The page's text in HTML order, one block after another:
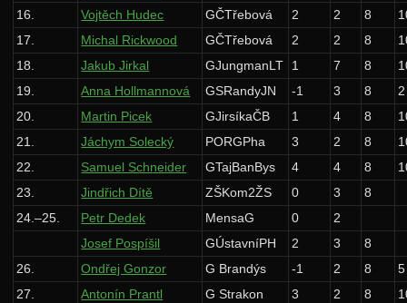
16.
Vojtěch Hudec GČTřebová 2 2 8
17.
Michal Rickwood GČTřebová 2 2 8
18.
Jakub Jirkal GJungmanLT 1 7 8
19.
Anna Hollmannová GSRandyJN -1 3 8
2
20.
Martin Picek GJirsíkaČB 1 4 8
21.
Jáchym Solecký PORGPha 3 2 8
22.
Samuel Schneider GTajBanBys 4 4 8
23.
Jindřich Dítě ZŠKom2ŽS 0 3
8
24.–25.
Petr Dedek MensaG 0
2
Josef Pospíšil
GÚstavníPH 2 3
8
26.
Ondřej Gonzor G Brandýs -1 2 8
5
27.
Antonín Prantl G Strakon 3 2 8
Výsledky
Zadání 2. série
Řešení
Výsledky
Zadání 3. série
Řešení
Výsledky
Zadání 4. série
Řešení
Výsledky